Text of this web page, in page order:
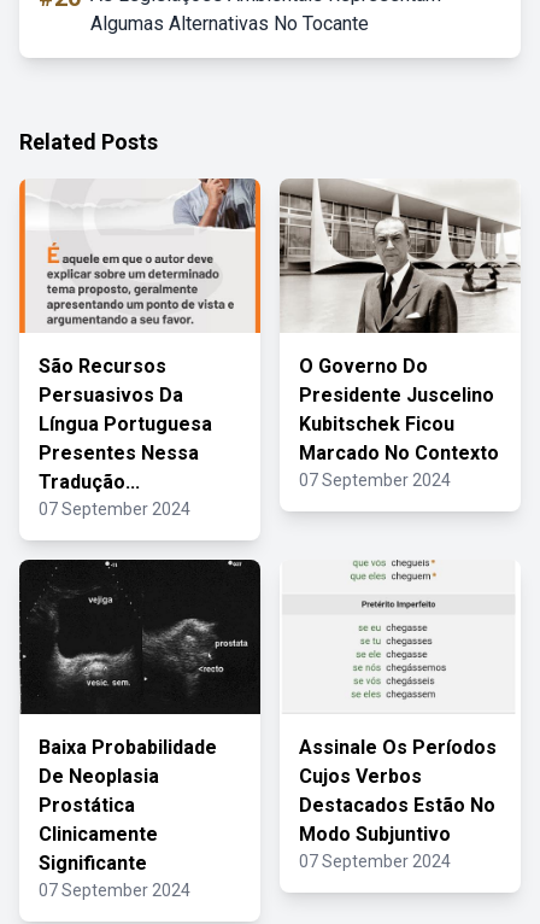
Algumas Alternativas No Tocante
Related Posts
São Recursos
Persuasivos Da
Língua Portuguesa
Presentes Nessa
Tradução...
07 September 2024
O Governo Do
Presidente Juscelino
Kubitschek Ficou
Marcado No Contexto
07 September 2024
Baixa Probabilidade
De Neoplasia
Prostática
Clinicamente
Significante
07 September 2024
Assinale Os Períodos
Cujos Verbos
Destacados Estão No
Modo Subjuntivo
07 September 2024